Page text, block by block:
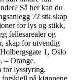
Så her kan du
72 stk skap
for lys og stikk,
fellesarealer og
skap for utvendig
1, Oslo
– Orange.
for lysstyring.
på kjønnene